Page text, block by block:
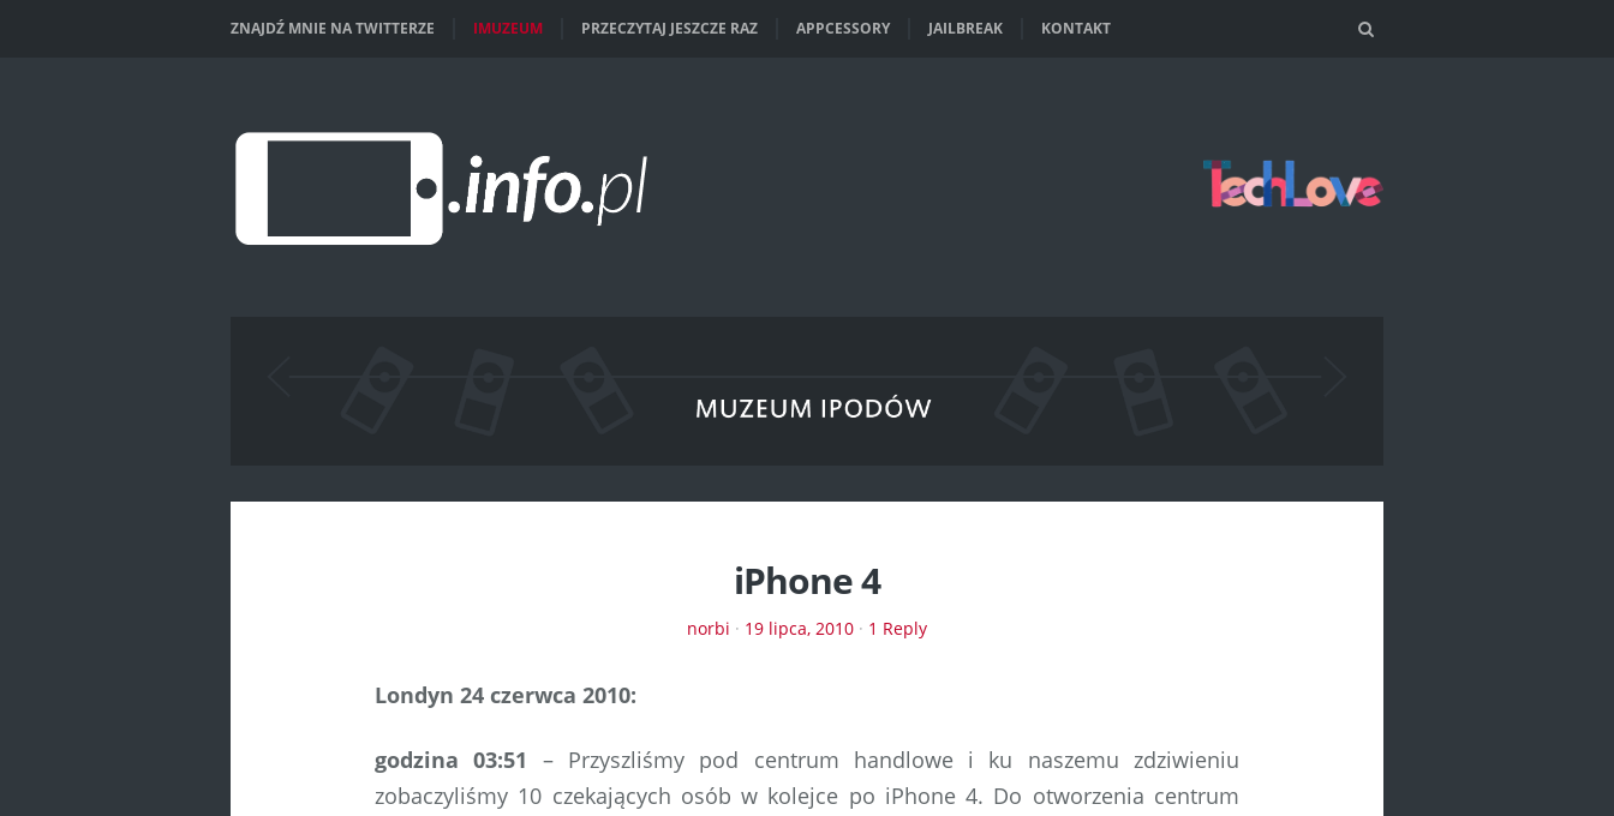
ZNAJDŹ MNIE NA TWITTERZE IMUZEUM PRZECZYTAJ JESZCZE RAZ APPCESSORY JAILBREAK KONTAKT
iPhone 4
norbi · 19 lipca, 2010 · 1 Reply
Londyn 24 czerwca 2010:
godzina 03:51 – Przyszliśmy pod centrum handlowe i ku naszemu zdziwieniu
zobaczyliśmy 10 czekających osób w kolejce po iPhone 4. Do otworzenia centrum